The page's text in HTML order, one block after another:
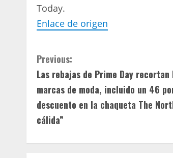
Today.
Enlace de origen
C
o
n
t
i
Previous:
Las rebajas de Prime Day
marcas de moda, incluido un 46
descuento en la chaqueta The
cálida”